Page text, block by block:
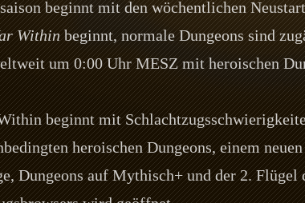
beginnt mit den wöchentlichen
Withinbeginnt, normale Dungeons sind
um 0:00 Uhr MESZ mit heroischen
beginnt mit
heroischen Dungeons, einem
Dungeons auf Mythisch+ und der 2. Flügel